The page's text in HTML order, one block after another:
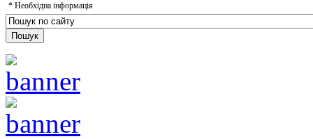
* Необхідна інформація